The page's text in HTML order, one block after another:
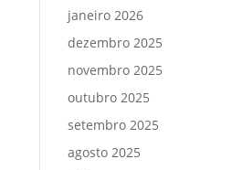
janeiro 2026
dezembro 2025
novembro 2025
outubro 2025
setembro 2025
agosto 2025